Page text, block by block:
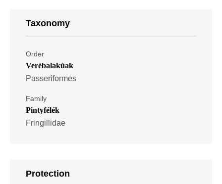
Taxonomy
Order
Verébalakúak
Passeriformes
Family
Pintyfélék
Fringillidae
Protection